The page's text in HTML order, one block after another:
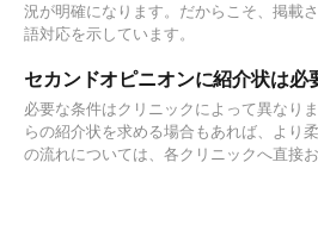
況が明確になります。だからこそ、掲載
語対応を示しています。
セカンドオピニオンに紹介状は必
必要な条件はクリニックによって異なり
らの紹介状を求める場合もあれば、より
の流れについては、各クリニックへ直接